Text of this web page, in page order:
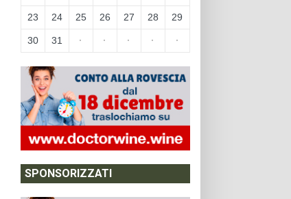
23 24 25 26 27 28 29
30 31 · · · · ·
SPONSORIZZATI